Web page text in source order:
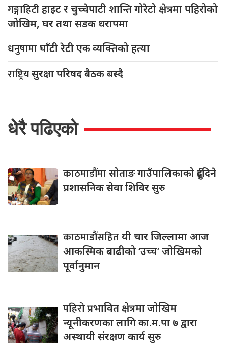
गङ्गाहिटीहाइट र चुच्चेपाटी शान्ति गोरेटो क्षेत्रमा पहिरोको
जोखिम, घर तथा सडक धरापमा
धनुषामाघाँटी रेटी एक व्यक्तिको हत्या
राष्ट्रियसुरक्षा परिषद बैठक बस्दै
धेरै पढिएको
काठमाडौंमासोताङ गाउँपालिकाको दुईदिने
प्रशासनिक सेवा शिविर सुरु
काठमाडौंसहितयी चार जिल्लामा आज
आकस्मिक बाढीको ‘उच्च’ जोखिमको
पूर्वानुमान
पहिरोप्रभावित क्षेत्रमा जोखिम
न्यूनीकरणका लागि का.म.पा ७ द्वारा
अस्थायी संरक्षण कार्य सुरु